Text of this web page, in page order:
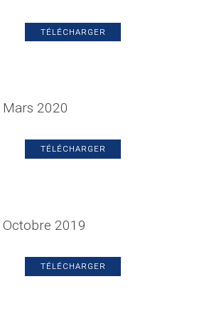
TÉLÉCHARGER
2020
TÉLÉCHARGER
2019
TÉLÉCHARGER